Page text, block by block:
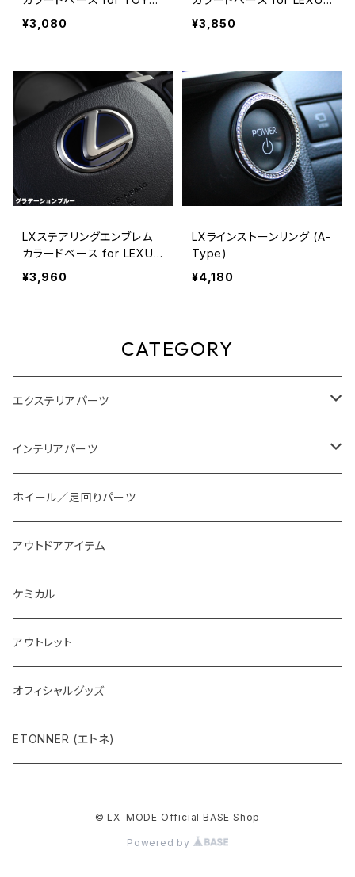
TA Type-2
¥3,080
Type-1
¥3,850
LXステアリングエンブレム
カラードベース for LEXUS
Type-2
¥3,960
LXラインストーンリング (A-
Type)
¥4,180
CATEGORY
エクステリアパーツ
スタイリングパーツ
外装系LED
インテリアパーツ
装飾アイテム
インテリア系LED
ホイール／足回りパーツ
アウトドアアイテム
ケミカル
アウトレット
オフィシャルグッズ
ETONNER (エトネ)
© LX-MODE Official BASE Shop
Powered by